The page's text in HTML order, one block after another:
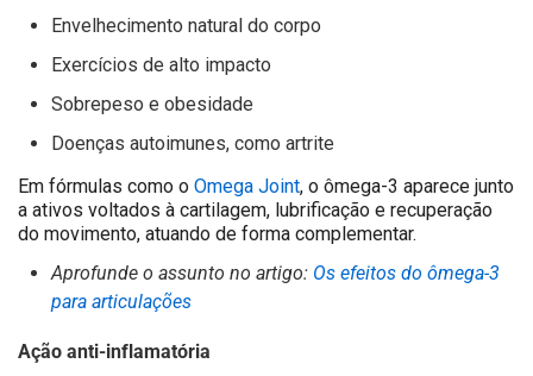
Envelhecimento natural do corpo
Exercícios de alto impacto
Sobrepeso e obesidade
Doenças autoimunes, como artrite
Em fórmulas como o Omega Joint, o ômega-3 aparece junto
a ativos voltados à cartilagem, lubrificação e recuperação
do movimento, atuando de forma complementar.
Aprofunde o assunto no artigo: Os efeitos do ômega-3
para articulações
Ação anti-inflamatória